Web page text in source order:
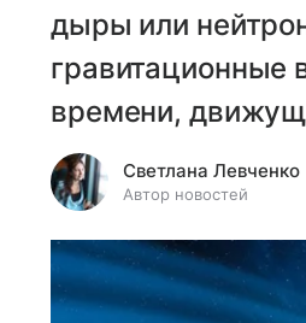
дыры или
гравитационные
времени,
Светлана Левченко
Автор новостей